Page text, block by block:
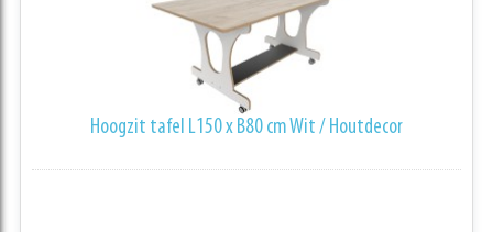
Hoogzit tafel L150 x B80 cm Wit / Houtdecor